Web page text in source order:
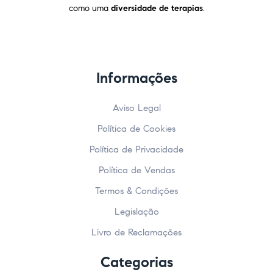
como uma diversidade de terapias.
Informações
Aviso Legal
Política de Cookies
Política de Privacidade
Política de Vendas
Termos & Condições
Legislação
Livro de Reclamações
Categorias